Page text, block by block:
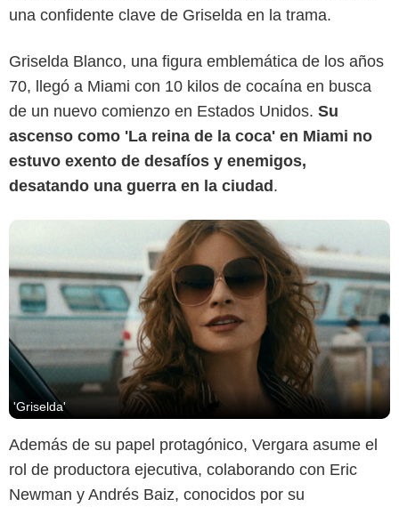
una confidente clave de Griselda en la trama.
Griselda Blanco, una figura emblemática de los años
70, llegó a Miami con 10 kilos de cocaína en busca
de un nuevo comienzo en Estados Unidos. Su
ascenso como 'La reina de la coca' en Miami no
estuvo exento de desafíos y enemigos,
desatando una guerra en la ciudad.
'Griselda'
Además de su papel protagónico, Vergara asume el
rol de productora ejecutiva, colaborando con Eric
Newman y Andrés Baiz, conocidos por su
Netflix